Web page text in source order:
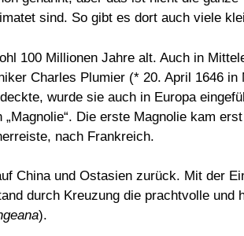
sind. So gibt es dort auch viele
100 Millionen Jahre alt. Auch in
Charles Plumier (* 20. April 1646
wurde sie auch in Europa
„Magnolie“. Die erste Magnolie kam
nach Frankreich.
China und Ostasien zurück. Mit der
durch Kreuzung die prachtvolle und
).